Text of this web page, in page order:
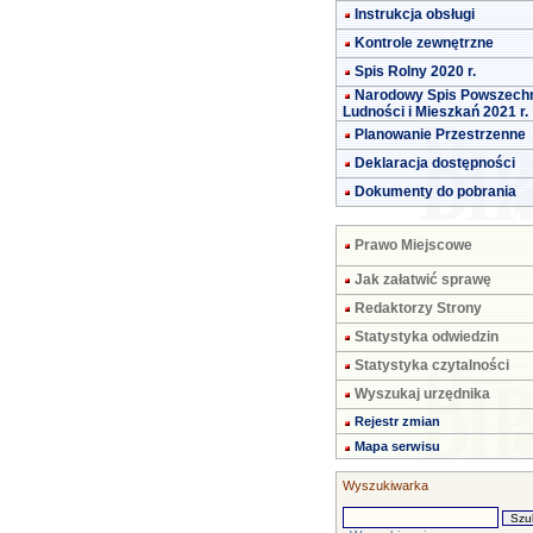
Instrukcja obsługi
Kontrole zewnętrzne
Spis Rolny 2020 r.
Narodowy Spis
Ludności i Mieszkań 2021 r.
Planowanie Przestrzenne
Deklaracja dostępności
Dokumenty do pobrania
Prawo Miejscowe
Jak załatwić sprawę
Redaktorzy Strony
Statystyka odwiedzin
Statystyka czytalności
Wyszukaj urzędnika
Rejestr zmian
Mapa serwisu
Wyszukiwarka